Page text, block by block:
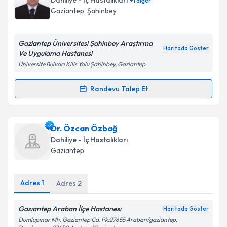
takvim hazırlandığında e-posta ile bilgilendireceğiz.
Kişisel verilerimin işlenmesine ilişkinAydınlatma
'ni okudum ve kişisel verilerimin belirtilen
kapsamda işlenmesini kabul ediyorum.
Takvim Talebini Gönder
Gaziantep, Şahinbey
Gaziantep Üniversitesi Şahinbey Araştırma
Ve Uygulama Hastanesi
Haritada Göster
Üniversite Bulvarı Kilis Yolu Şahinbey, Gaziantep
Randevu Talep Et
Randevu Takvimi Talebi
Prof. Dr. Zeynel Abidin Öztürk
talebi oluşturun. Size bu uzmandan randevu almanız
için bir takvim hazırlandığında e-posta ile
bilgilendireceğiz.
Dr. Özcan Özbağ
Dahiliye - İç Hastalıkları
Gaziantep
Adres 1 Adres 2
Gazıantep Araban İlçe Hastanesı Haritada Göster
Dumlupınar Mh. Gaziantep Cd. Pk:27655 Araban/gaziantep,